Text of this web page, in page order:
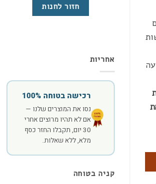
חזור לחנות
אחריות
רכישה בטוחה 100%
נסו את המוצרים שלנו —
אם לא תהיו מרוצים אחרי
30 יום, תקבלו החזר כסף
מלא, ללא שאלות.
קניה בטוחה